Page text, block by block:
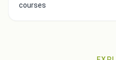
courses
Video choice: